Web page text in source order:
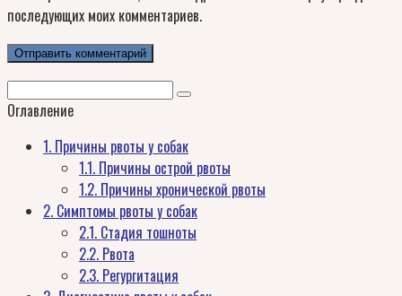
последующих моих комментариев.
Поиск:
Оглавление
1. Причины рвоты у собак
1.1. Причины острой рвоты
1.2. Причины хронической рвоты
2. Симптомы рвоты у собак
2.1. Стадия тошноты
2.2. Рвота
2.3. Регургитация